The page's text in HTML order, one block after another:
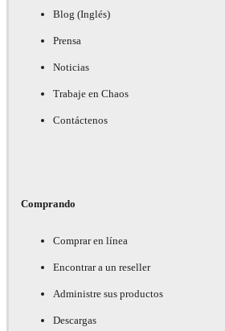
Blog (Inglés)
Prensa
Noticias
Trabaje en Chaos
Contáctenos
Comprando
Comprar en línea
Encontrar a un reseller
Administre sus productos
Descargas